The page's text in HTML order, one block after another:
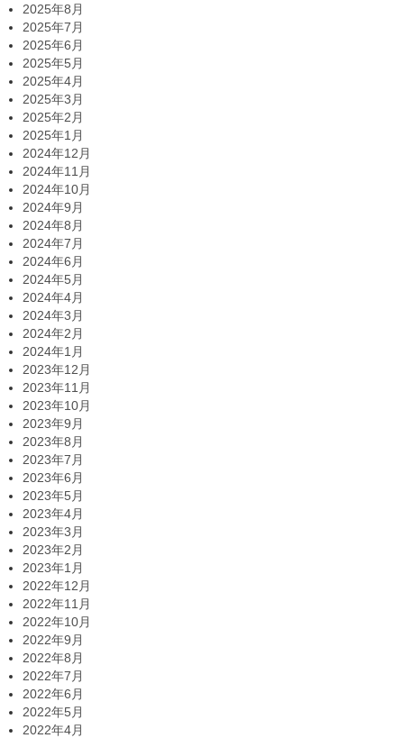
2025年8月
2025年7月
2025年6月
2025年5月
2025年4月
2025年3月
2025年2月
2025年1月
2024年12月
2024年11月
2024年10月
2024年9月
2024年8月
2024年7月
2024年6月
2024年5月
2024年4月
2024年3月
2024年2月
2024年1月
2023年12月
2023年11月
2023年10月
2023年9月
2023年8月
2023年7月
2023年6月
2023年5月
2023年4月
2023年3月
2023年2月
2023年1月
2022年12月
2022年11月
2022年10月
2022年9月
2022年8月
2022年7月
2022年6月
2022年5月
2022年4月